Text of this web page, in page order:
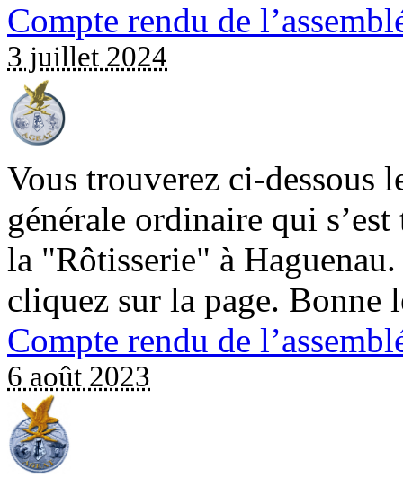
Compte rendu de
3 juillet 2024
Vous trouverez ci-dessous
générale ordinaire qui
la "Rôtisserie" à
cliquez sur la page. Bonne
Compte rendu de
6 août 2023